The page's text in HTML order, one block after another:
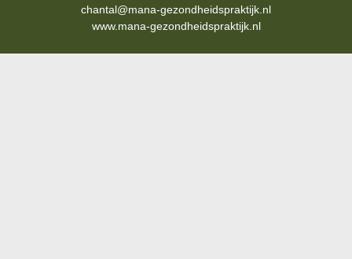
chantal@mana-gezondheidspraktijk.nl
www.mana-gezondheidspraktijk.nl